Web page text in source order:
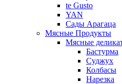
te Gusto
YAN
Сады Арагаца
Мясные Продукты
Мясные
Бастурма
Суджух
Колбасы
Нарезка